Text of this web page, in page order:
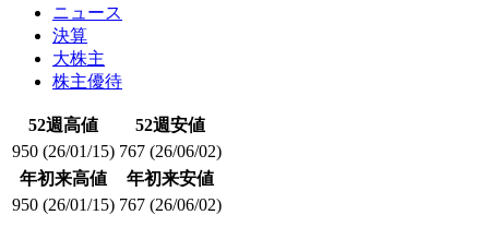
ニュース
決算
大株主
株主優待
52週高値
52週安値
950 (26/01/15) 767 (26/06/02)
年初来高値
年初来安値
950 (26/01/15) 767 (26/06/02)